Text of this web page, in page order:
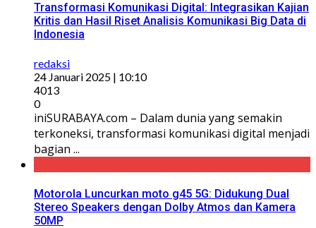
Transformasi Komunikasi Digital: Integrasikan Kajian
Kritis dan Hasil Riset Analisis Komunikasi Big Data di
Indonesia
redaksi
24 Januari 2025 | 10:10
4013
0
iniSURABAYA.com – Dalam dunia yang semakin
terkoneksi, transformasi komunikasi digital menjadi
bagian ...
Motorola Luncurkan moto g45 5G: Didukung Dual
Stereo Speakers dengan Dolby Atmos dan Kamera
50MP